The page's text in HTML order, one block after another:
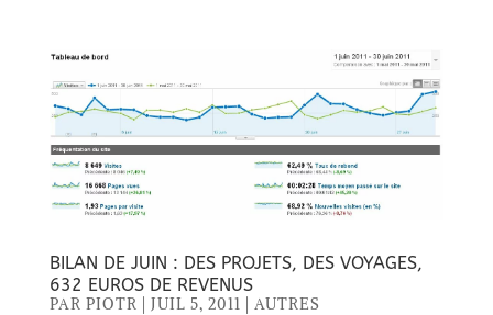
BILAN DE JUIN : DES PROJETS, DES VOYAGES,
632 EUROS DE REVENUS
PAR PIOTR JUIL 5, 2011 AUTRES